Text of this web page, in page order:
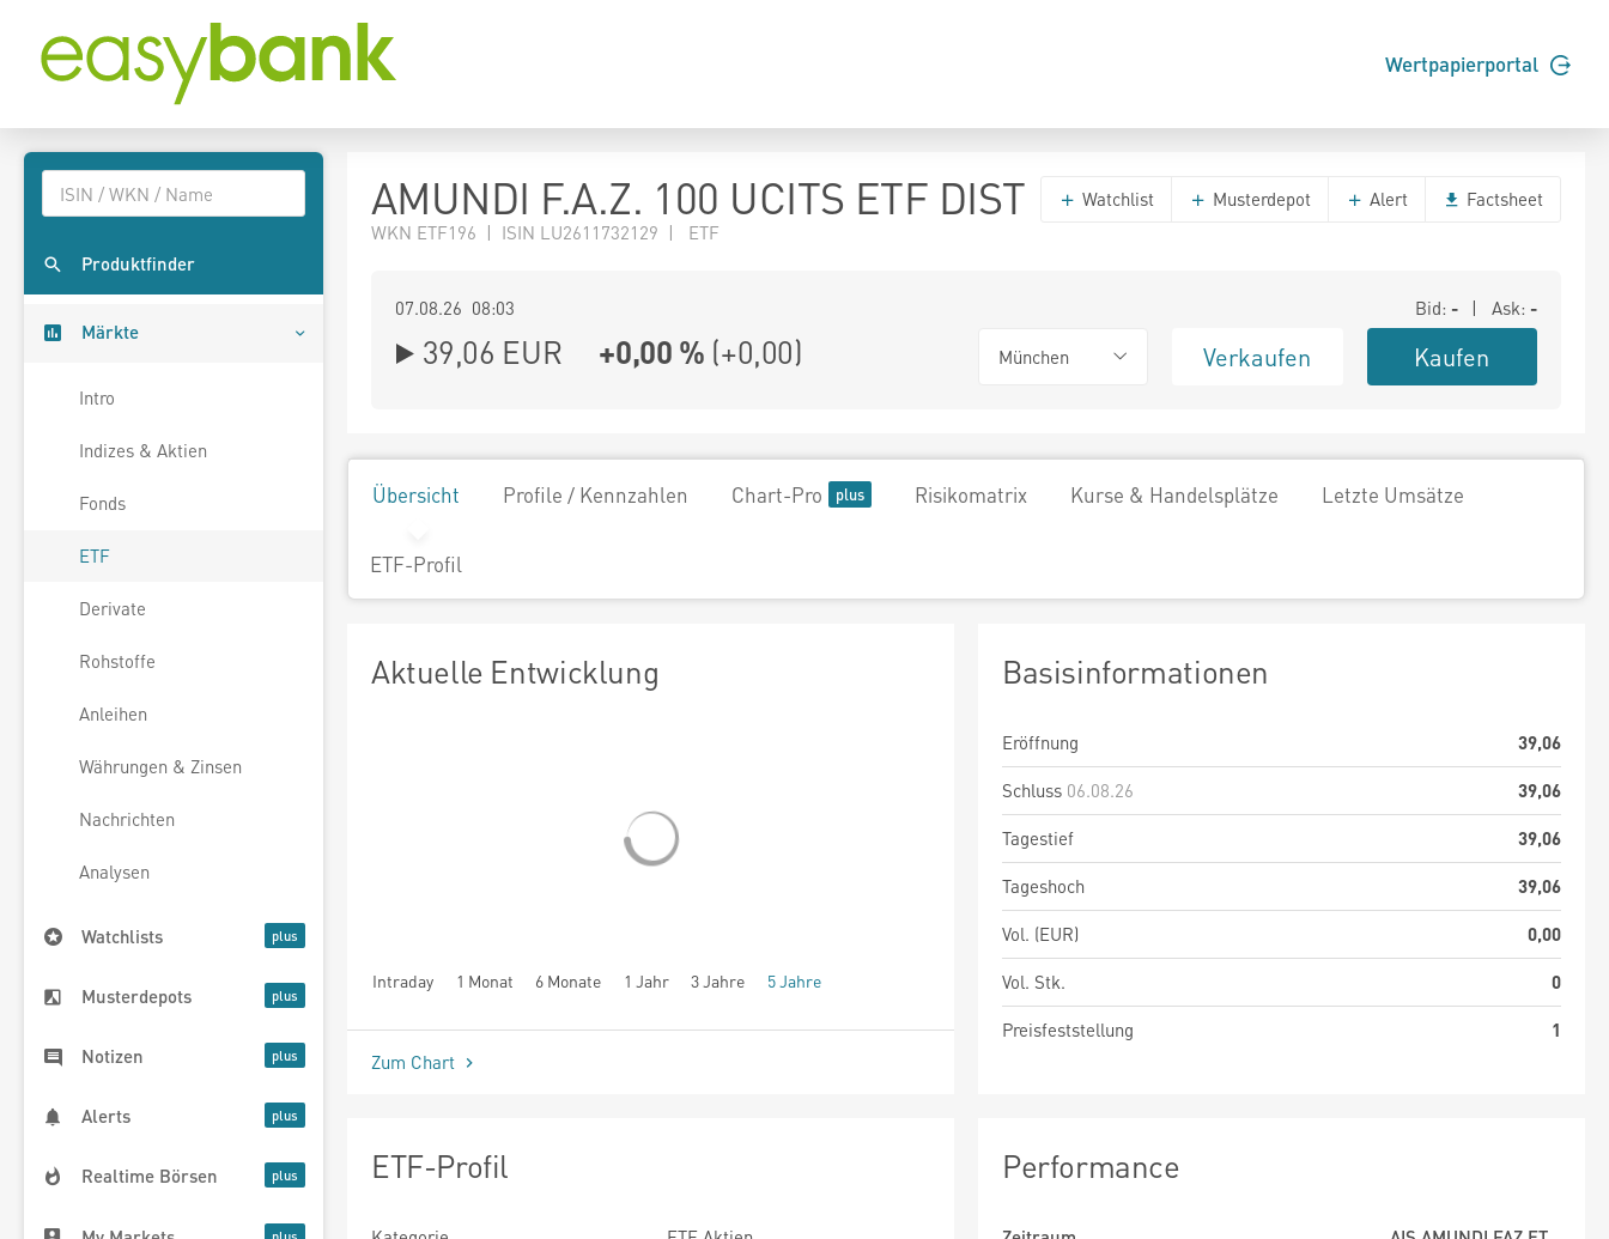
Wertpapierportal
Produktfinder
Märkte
Intro
Indizes & Aktien
Fonds
ETF
Derivate
Rohstoffe
Anleihen
Währungen & Zinsen
Nachrichten
Analysen
Watchlists
Musterdepots
Notizen
Alerts
Realtime Börsen
AMUNDI F.A.Z. 100 UCITS ETF DIST
WKN ETF196 | ISIN LU2611732129 | ETF
Watchlist Musterdepot Alert Factsheet
07.08.26 08:03 Bid: - | Ask: -
39,06 EUR +0,00 % (+0,00) München Verkaufen Kaufen
Übersicht Profile / Kennzahlen Chart-Pro Risikomatrix Kurse & Handelsplätze Letzte Umsätze
ETF-Profil
Aktuelle Entwicklung
Intraday 1 Monat 6 Monate 1 Jahr 3 Jahre 5 Jahre
seit Beginn
Zum Chart
Basisinformationen
Eröffnung
39,06
Schluss 06.08.26
39,06
Tagestief
39,06
Tageshoch
39,06
Vol. (EUR)
0,00
Vol. Stk.
0
Preisfeststellung
1
ETF-Profil Performance